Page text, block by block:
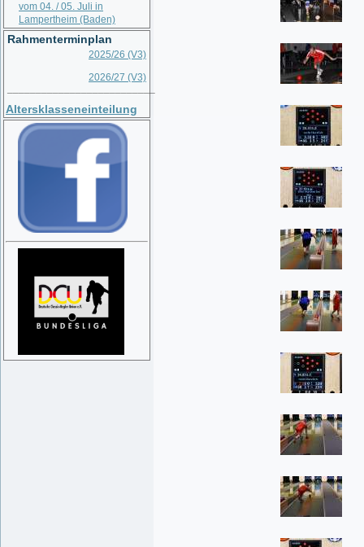
vom 04. / 05. Juli in
Lampertheim (Baden)
Rahmenterminplan
2025/26 (V3)
2026/27 (V3)
Altersklasseneinteilung